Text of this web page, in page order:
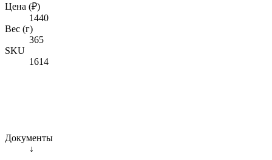
Цена (₽)
1440
Вес (г)
365
SKU
1614
Документы
↓